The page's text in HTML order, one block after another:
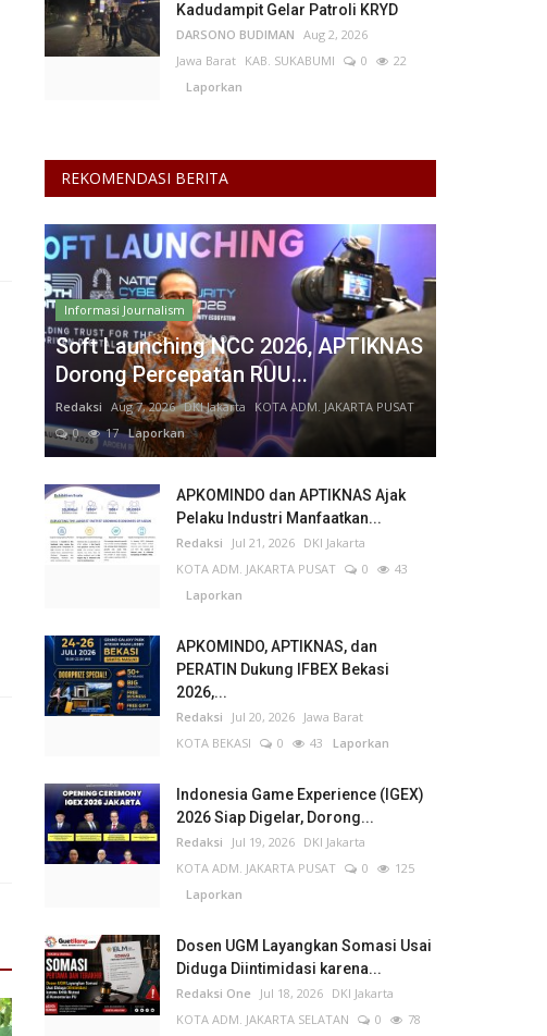
Kadudampit Gelar Patroli KRYD
DARSONO BUDIMAN Aug 2, 2026
Jawa Barat KAB. SUKABUMI 0
22
Laporkan
REKOMENDASI BERITA
Informasi Journalism
Soft Launching NCC 2026, APTIKNAS
Dorong Percepatan RUU...
Redaksi Aug 7, 2026 DKI Jakarta
KOTA ADM. JAKARTA PUSAT
0
17Laporkan
APKOMINDO dan APTIKNAS Ajak
Pelaku Industri Manfaatkan...
Redaksi Jul 21, 2026 DKI Jakarta
KOTA ADM. JAKARTA PUSAT
0
43
Laporkan
APKOMINDO, APTIKNAS, dan
PERATIN Dukung IFBEX Bekasi
2026,...
Redaksi Jul 20, 2026 Jawa Barat
KOTA BEKASI
0 43 Laporkan
Indonesia Game Experience (IGEX)
2026 Siap Digelar, Dorong...
Redaksi Jul 19, 2026 DKI Jakarta
KOTA ADM. JAKARTA PUSAT
0
125
Laporkan
Dosen UGM Layangkan Somasi Usai
Diduga Diintimidasi karena...
Redaksi One Jul 18, 2026 DKI Jakarta
KOTA ADM. JAKARTA SELATAN
0
78